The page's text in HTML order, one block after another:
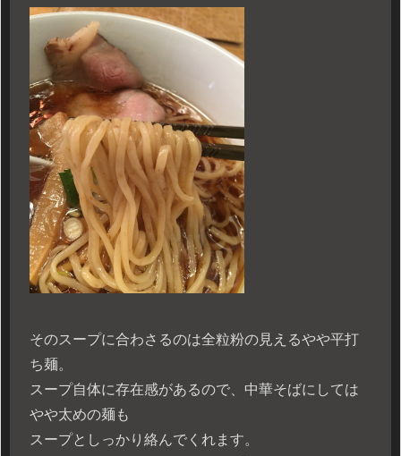
そのスープに合わさるのは全粒粉の見えるやや平打
ち麺。
スープ自体に存在感があるので、中華そばにしては
やや太めの麺も
スープとしっかり絡んでくれます。